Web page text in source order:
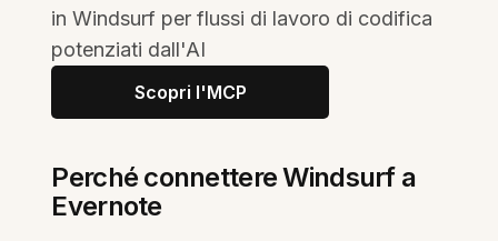
in Windsurf per flussi di lavoro di codifica
potenziati dall'AI
Scopri l'MCP
Perché connettere Windsurf a
Evernote